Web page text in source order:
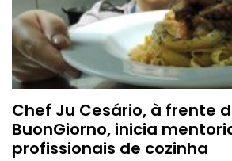
Chef Ju Cesário, à frente
BuonGiorno, inicia
profissionais de cozinha